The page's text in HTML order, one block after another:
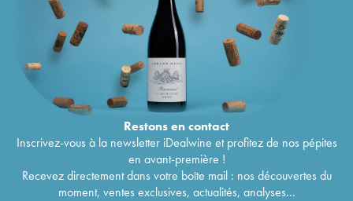
Restons encontact
Inscrivez-vous à la newsletter iDealwine et profitez de nos pépites
en avant-première !
Recevez directement dans votre boîte mail : nos découvertes du
moment, ventes exclusives, actualités, analyses...